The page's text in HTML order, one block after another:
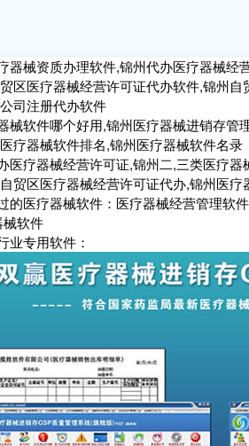
器械资质办理软件,锦州代办医疗器械
区医疗器械经营许可证代办软件,锦州
司注册代办软件
械软件哪个好用,锦州医疗器械进销存
疗器械软件排名,锦州医疗器械软件名录
医疗器械经营许可证,锦州二,三类医疗
贸区医疗器械经营许可证代办,锦州医
的医疗器械软件： 医疗器械经营管理软
软件
业专用软件：